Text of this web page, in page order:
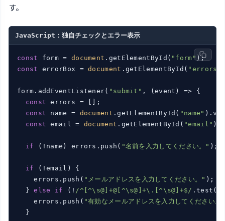
す。
JavaScript：独自チェックとエラー表示
const form = document .getElementById( "form"
);
const errorBox = document .getElementById( "errors"
form.addEventListener( "submit" , ( event ) => {
const errors = [];
const name = document .getElementById( "name"
const email = document .getElementById( "email"
if (!name) errors.push( "名前を入力してください。" );
if (!email) {
    errors.push(
"メールアドレスを入力してください。" );
  }
else if (! /^[^\s@]+@[^\s@]+\.[^\s@]+$/
    errors.push(
"有効なメールアドレスを入力してください。
  }